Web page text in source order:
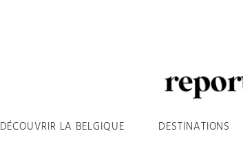
DÉCOUVRIR LA BELGIQUE DESTINATIONS